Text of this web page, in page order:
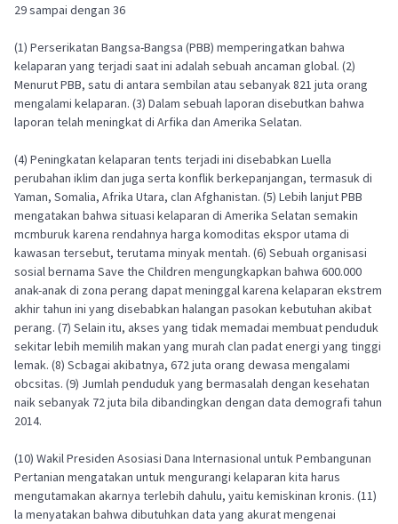
29 sampai dengan 36
(1) Perserikatan Bangsa-Bangsa (PBB) memperingatkan bahwa
kelaparan yang terjadi saat ini adalah sebuah ancaman global. (2)
Menurut PBB, satu di antara sembilan atau sebanyak 821 juta orang
mengalami kelaparan. (3) Dalam sebuah laporan disebutkan bahwa
laporan telah meningkat di Arfika dan Amerika Selatan.
(4) Peningkatan kelaparan tents terjadi ini disebabkan Luella
perubahan iklim dan juga serta konflik berkepanjangan, termasuk di
Yaman, Somalia, Afrika Utara, clan Afghanistan. (5) Lebih lanjut PBB
mengatakan bahwa situasi kelaparan di Amerika Selatan semakin
mcmburuk karena rendahnya harga komoditas ekspor utama di
kawasan tersebut, terutama minyak mentah. (6) Sebuah organisasi
sosial bernama Save the Children mengungkapkan bahwa 600.000
anak-anak di zona perang dapat meninggal karena kelaparan ekstrem
akhir tahun ini yang disebabkan halangan pasokan kebutuhan akibat
perang. (7) Selain itu, akses yang tidak memadai membuat penduduk
sekitar lebih memilih makan yang murah clan padat energi yang tinggi
lemak. (8) Scbagai akibatnya, 672 juta orang dewasa mengalami
obcsitas. (9) Jumlah penduduk yang bermasalah dengan kesehatan
naik sebanyak 72 juta bila dibandingkan dengan data demografi tahun
2014.
(10) Wakil Presiden Asosiasi Dana Internasional untuk Pembangunan
Pertanian mengatakan untuk mengurangi kelaparan kita harus
mengutamakan akarnya terlebih dahulu, yaitu kemiskinan kronis. (11)
la menyatakan bahwa dibutuhkan data yang akurat mengenai